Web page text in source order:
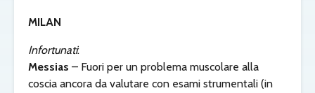
MILAN
Infortunati:
Messias – Fuori per un problema muscolare alla
coscia ancora da valutare con esami strumentali (in